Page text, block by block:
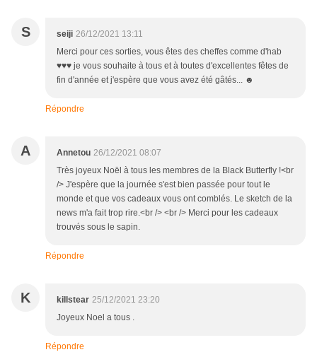
S seiji 26/12/2021 13:11
Merci pour ces sorties, vous êtes des cheffes comme d'hab
♥♥♥ je vous souhaite à tous et à toutes d'excellentes fêtes de
fin d'année et j'espère que vous avez été gâtés... ☻
Répondre
A Annetou 26/12/2021 08:07
Très joyeux Noël à tous les membres de la Black Butterfly !<br
/> J'espère que la journée s'est bien passée pour tout le
monde et que vos cadeaux vous ont comblés. Le sketch de la
news m'a fait trop rire.<br /> <br /> Merci pour les cadeaux
trouvés sous le sapin.
Répondre
K killstear 25/12/2021 23:20
Joyeux Noel a tous .
Répondre